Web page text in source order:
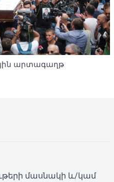
արտագաղթ
մասնակի և/կամ